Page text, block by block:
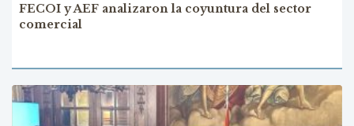
FECOI y AEF analizaron la coyuntura del sector
comercial